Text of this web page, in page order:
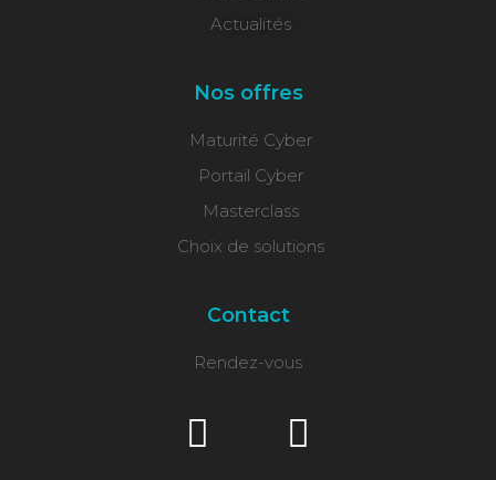
Actualités
Nos offres
Maturité Cyber
Portail Cyber
Masterclass
Choix de solutions
Contact
Rendez-vous